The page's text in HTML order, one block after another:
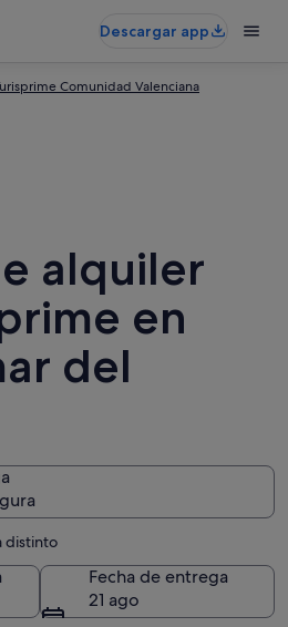
Descargar app
Comunidad Valenciana
alquiler
en
del
distinto
Fecha de entrega
21 ago